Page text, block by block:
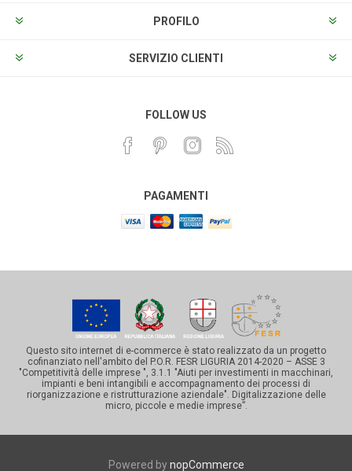
PROFILO
SERVIZIO CLIENTI
FOLLOW US
PAGAMENTI
Questo sito internet di e-commerce è stato realizzato da un progetto
cofinanziato nell'ambito del P.O.R. FESR LIGURIA 2014-2020 – ASSE 3
"Competitività delle imprese ", 3.1.1 "Aiuti per investimenti in macchinari,
impianti e beni intangibili e accompagnamento dei processi di
riorganizzazione e ristrutturazione aziendale". Digitalizzazione delle
micro, piccole e medie imprese”.
Powered bynopCommerce